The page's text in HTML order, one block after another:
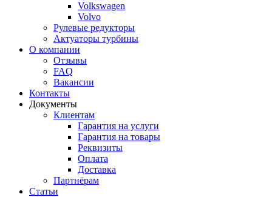
Volkswagen
Volvo
Рулевые редукторы
Актуаторы турбины
О компании
Отзывы
FAQ
Вакансии
Контакты
Документы
Клиентам
Гарантия на услуги
Гарантия на товары
Реквизиты
Оплата
Доставка
Партнёрам
Статьи